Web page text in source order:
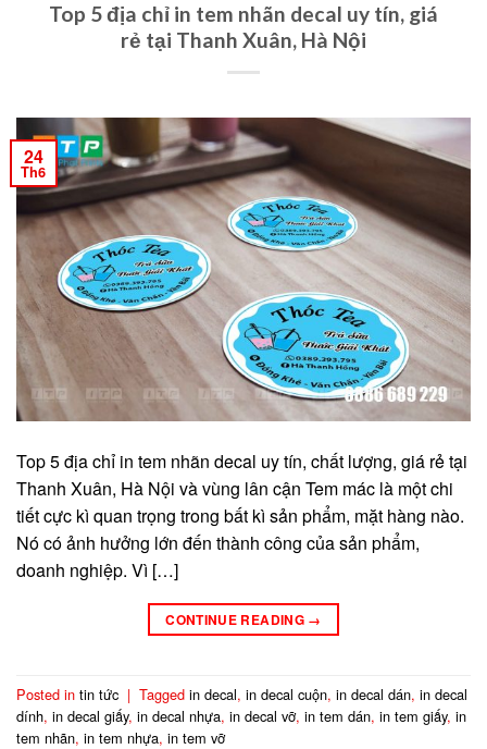
Top 5 địa chỉ in tem nhãn decal uy tín, giá
rẻ tại Thanh Xuân, Hà Nội
24
Th6
Top 5 địa chỉ in tem nhãn decal uy tín, chất lượng, giá rẻ tại
Thanh Xuân, Hà Nội và vùng lân cận Tem mác là một chi
tiết cực kì quan trọng trong bất kì sản phẩm, mặt hàng nào.
Nó có ảnh hưởng lớn đến thành công của sản phẩm,
doanh nghiệp. Vì […]
CONTINUE READING →
Posted in tin tức | Tagged in decal, in decal cuộn, in decal dán, in decal
dính, in decal giấy, in decal nhựa, in decal vỡ, in tem dán, in tem giấy, in
tem nhãn, in tem nhựa, in tem vỡ